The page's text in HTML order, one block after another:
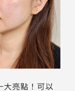
大亮點！可以